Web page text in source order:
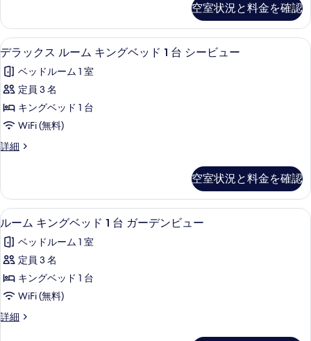
の
す
べ
て
の
写
真
を
示
す
る
ュ
ー
の
詳
細
1
台
シ
ー
ビ
ュ
ー
の
て
の
写
真
を
表
示
す
ダ
ブ
ル
ッ
ド
台
シ
ビ
詳
細
空室状況と料金を確認
デ
ラ
ッ
ク
ス
ル
ー
キ
ン
グ
ベ
ッ
ド
1
台
高級寝具、ミニバー、セーフティボ
7
デラックス ルーム キングベッド 1 台 シービュー
ベッドルーム 1 室
定員 3 名
キングベッド 1 台
WiFi (無料)
詳細
デ
ス
ル
ー
キ
ン
ベ
ッ
1
空室状況と料金を確認
ル
ー
ム
キ
ン
グ
ベ
ルーム キングベッド 1 台 ガーデン
4
ルーム キングベッド 1 台 ガーデンビュー
ベッドルーム 1 室
定員 3 名
キングベッド 1 台
WiFi (無料)
詳細
ル